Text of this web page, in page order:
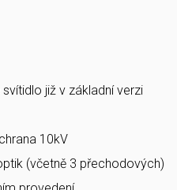
již v základní verzi
10kV
(včetně 3 přechodových)